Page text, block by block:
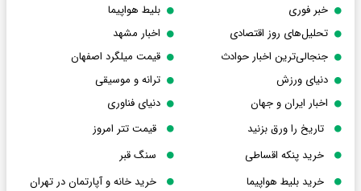
خبر فوری
بلیط هواپیما
تحلیل‌های روز اقتصادی
اخبار مشهد
جنجالی‌ترین اخبار حوادث
قیمت میلگرد اصفهان
دنیای ورزش
ترانه و موسیقی
اخبار ایران و جهان
دنیای فناوری
تاریخ را ورق بزنید
قیمت تتر امروز
خرید پنکه اقساطی
سنگ قبر
خرید بلیط هواپیما
خرید خانه و آپارتمان در تهران